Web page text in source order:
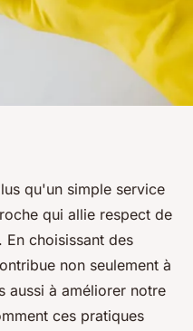
la
qu'un simple service
qui allie respect de
choisissant des
non seulement à
aussi à améliorer notre
ces pratiques